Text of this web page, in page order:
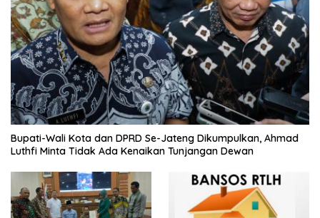
Bupati-Wali Kota dan DPRD Se-Jateng Dikumpulkan, Ahmad
Luthfi Minta Tidak Ada Kenaikan Tunjangan Dewan